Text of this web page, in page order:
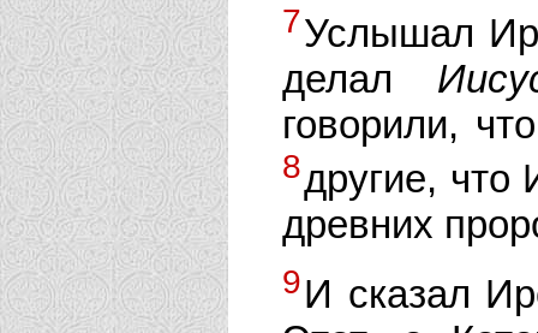
7Услышал
делал
говорили,
8другие, что
древних
9И сказал